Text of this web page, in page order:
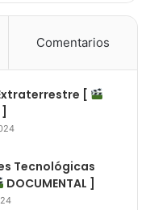
Comentarios
[
Tecnológicas
DOCUMENTAL ]